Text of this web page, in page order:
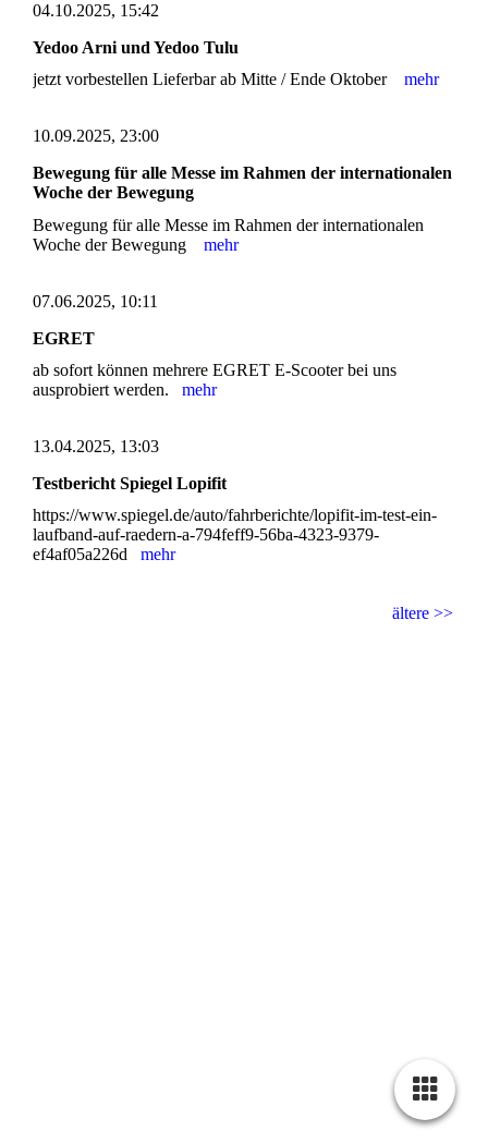
04.10.2025, 15:42
Yedoo Arni und Yedoo Tulu
jetzt vorbestellen Lieferbar ab Mitte / Ende Oktober mehr
10.09.2025, 23:00
Bewegung für alle Messe im Rahmen der internationalen
Woche der Bewegung
Bewegung für alle Messe im Rahmen der internationalen
Woche der Bewegung mehr
07.06.2025, 10:11
EGRET
ab sofort können mehrere EGRET E-Scooter bei uns
ausprobiert werden. mehr
13.04.2025, 13:03
Testbericht Spiegel Lopifit
https://www.spiegel.de/auto/fahrberichte/lopifit-im-test-ein-
laufband-auf-raedern-a-794feff9-56ba-4323-9379-
ef4af05a226d mehr
ältere >>